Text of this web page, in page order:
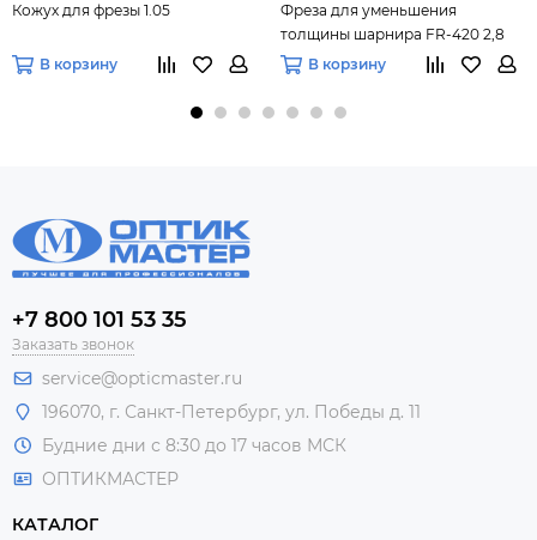
Кожух для фрезы 1.05
В корзину
Фреза для уменьшения
толщины шарнира FR-420 2,8
мм В корзину
+7 800 101 53 35
Заказать звонок
service@opticmaster.ru
196070, г. Санкт-Петербург, ул. Победы д. 11
Будние дни с 8:30 до 17 часов МСК
ОПТИКМАСТЕР
КАТАЛОГ